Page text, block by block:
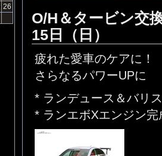
O/H＆タービン交
15日（日）
疲れた愛車のケアに！
さらなるパワーUPに
* ランデュース＆バリ
* ランエボXエンジン
26